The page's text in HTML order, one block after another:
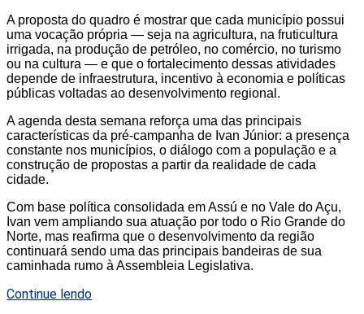
A proposta do quadro é mostrar que cada município possui
uma vocação própria — seja na agricultura, na fruticultura
irrigada, na produção de petróleo, no comércio, no turismo
ou na cultura — e que o fortalecimento dessas atividades
depende de infraestrutura, incentivo à economia e políticas
públicas voltadas ao desenvolvimento regional.
A agenda desta semana reforça uma das principais
características da pré-campanha de Ivan Júnior: a presença
constante nos municípios, o diálogo com a população e a
construção de propostas a partir da realidade de cada
cidade.
Com base política consolidada em Assú e no Vale do Açu,
Ivan vem ampliando sua atuação por todo o Rio Grande do
Norte, mas reafirma que o desenvolvimento da região
continuará sendo uma das principais bandeiras de sua
caminhada rumo à Assembleia Legislativa.
Continue lendo